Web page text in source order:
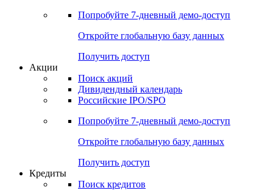
Попробуйте 7-дневный демо-доступ
Откройте глобальную базу данных
Получить доступ
Акции
Поиск акций
Дивидендный календарь
Российские IPO/SPO
Попробуйте 7-дневный демо-доступ
Откройте глобальную базу данных
Получить доступ
Кредиты
Поиск кредитов